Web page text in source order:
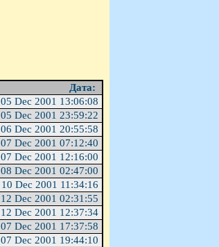
Дата:
05 Dec 2001 13:06:08
05 Dec 2001 23:59:22
06 Dec 2001 20:55:58
07 Dec 2001 07:12:40
07 Dec 2001 12:16:00
08 Dec 2001 02:47:00
10 Dec 2001 11:34:16
12 Dec 2001 02:31:55
12 Dec 2001 12:37:34
07 Dec 2001 17:37:58
07 Dec 2001 19:44:10